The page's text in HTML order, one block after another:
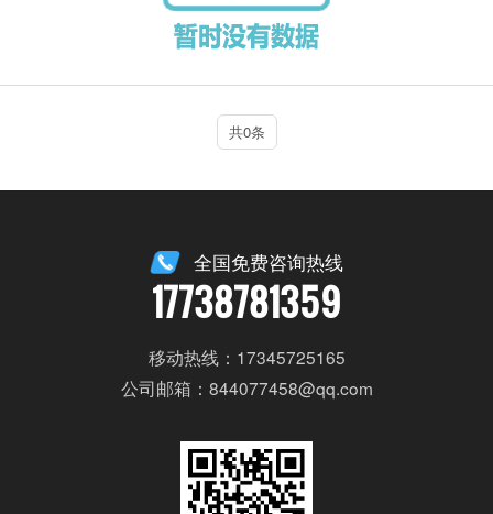
共0条
全国免费咨询热线
17738781359
移动热线：17345725165
公司邮箱：844077458@qq.com